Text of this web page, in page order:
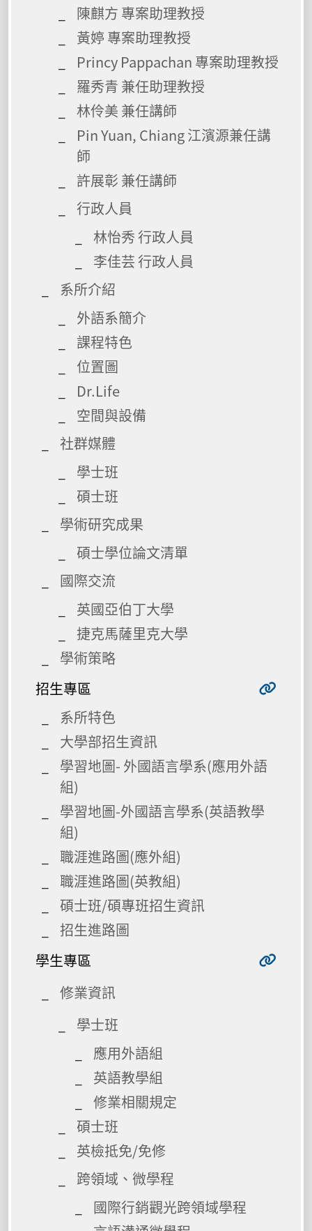
陳麒方 專案助理教授
黃婷 專案助理教授
Princy Pappachan 專案助理教授
羅秀青 兼任助理教授
林伶美 兼任講師
Pin Yuan, Chiang 江濱源兼任講
師
許展彰 兼任講師
行政人員
林怡秀 行政人員
李佳芸 行政人員
系所介紹
外語系簡介
課程特色
位置圖
Dr.Life
空間與設備
社群媒體
學士班
碩士班
學術研究成果
碩士學位論文清單
國際交流
英國亞伯丁大學
捷克馬薩里克大學
學術策略
招生專區
系所特色
大學部招生資訊
學習地圖- 外國語言學系(應用外語
組)
學習地圖-外國語言學系(英語教學
組)
職涯進路圖(應外組)
職涯進路圖(英教組)
碩士班/碩專班招生資訊
招生進路圖
學生專區
修業資訊
學士班
應用外語組
英語教學組
修業相關規定
碩士班
英檢抵免/免修
跨領域、微學程
國際行銷觀光跨領域學程